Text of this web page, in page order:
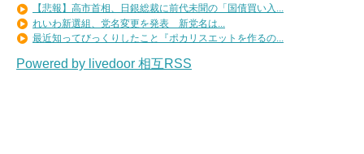
【悲報】高市首相、日銀総裁に前代未聞の「国債買い入...
れいわ新選組、党名変更を発表 新党名は...
最近知ってびっくりしたこと『ポカリスエットを作るの...
Powered by livedoor 相互RSS